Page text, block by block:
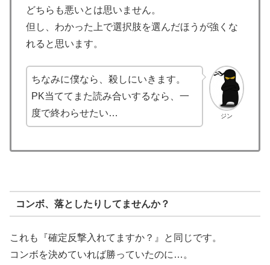
どちらも悪いとは思いません。
但し、わかった上で選択肢を選んだほうが強くな
れると思います。
ジン
ちなみに僕なら、殺しにいきます。
PK当ててまた読み合いするなら、一
度で終わらせたい…
コンボ、落としたりしてませんか？
これも『確定反撃入れてますか？』と同じです。
コンボを決めていれば勝っていたのに…。